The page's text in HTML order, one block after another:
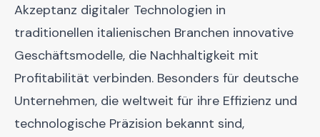
Akzeptanz digitaler Technologien in
traditionellen italienischen Branchen innovative
Geschäftsmodelle, die Nachhaltigkeit mit
Profitabilität verbinden. Besonders für deutsche
Unternehmen, die weltweit für ihre Effizienz und
technologische Präzision bekannt sind,